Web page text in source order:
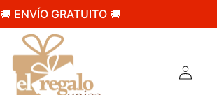
🚚 ENVÍO GRATUITO 🚚